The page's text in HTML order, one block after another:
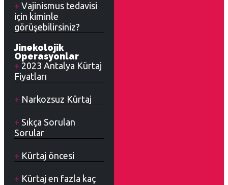
Vajinismus tedavisi
için kiminle
görüşebilirsiniz?
Jinekolojik
Operasyonlar
2023 Antalya Kürtaj
Fiyatları
Narkozsuz Kürtaj
Sıkça Sorulan
Sorular
Kürtaj öncesi
Kürtaj en fazla kaç